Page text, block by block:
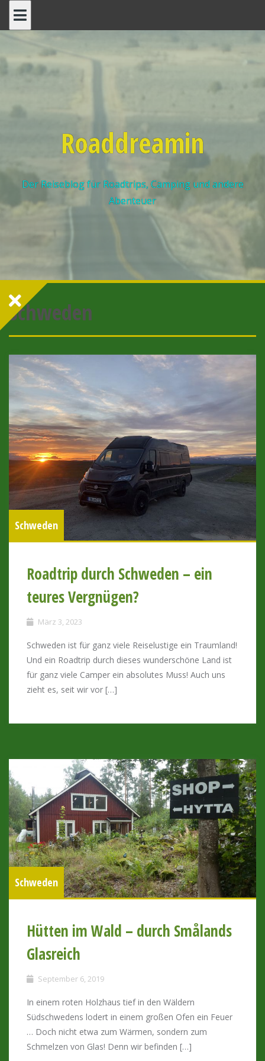
Roaddreamin
Der Reiseblog für Roadtrips, Camping und andere
Abenteuer
Schweden
Schweden
Roadtrip durch Schweden – ein
teures Vergnügen?
März 3, 2023
Schweden ist für ganz viele Reiselustige ein Traumland!
Und ein Roadtrip durch dieses wunderschöne Land ist
für ganz viele Camper ein absolutes Muss! Auch uns
zieht es, seit wir vor […]
Schweden
Hütten im Wald – durch Smålands
Glasreich
September 6, 2019
In einem roten Holzhaus tief in den Wäldern
Südschwedens lodert in einem großen Ofen ein Feuer
… Doch nicht etwa zum Wärmen, sondern zum
Schmelzen von Glas! Denn wir befinden […]